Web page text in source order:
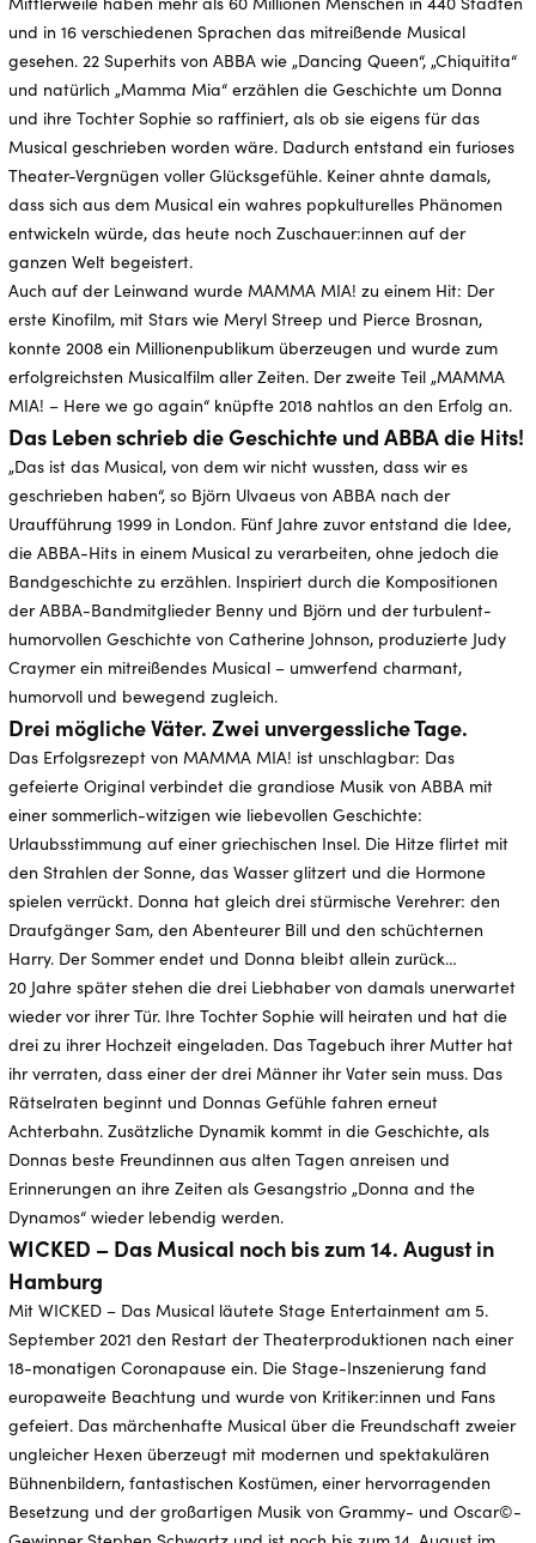
und in 16 verschiedenen Sprachen das mitreißende Musical
gesehen. 22 Superhits von ABBA wie „Dancing Queen“, „Chiquitita“
und natürlich „Mamma Mia“ erzählen die Geschichte um Donna
und ihre Tochter Sophie so raffiniert, als ob sie eigens für das
Musical geschrieben worden wäre. Dadurch entstand ein furioses
Theater-Vergnügen voller Glücksgefühle. Keiner ahnte damals,
dass sich aus dem Musical ein wahres popkulturelles Phänomen
entwickeln würde, das heute noch Zuschauer:innen auf der
ganzen Welt begeistert.
Auch auf der Leinwand wurde MAMMA MIA! zu einem Hit: Der
erste Kinofilm, mit Stars wie Meryl Streep und Pierce Brosnan,
konnte 2008 ein Millionenpublikum überzeugen und wurde zum
erfolgreichsten Musicalfilm aller Zeiten. Der zweite Teil „MAMMA
MIA! – Here we go again“ knüpfte 2018 nahtlos an den Erfolg an.
Das Leben schrieb die Geschichte und ABBA die Hits!
„Das ist das Musical, von dem wir nicht wussten, dass wir es
geschrieben haben“, so Björn Ulvaeus von ABBA nach der
Uraufführung 1999 in London. Fünf Jahre zuvor entstand die Idee,
die ABBA-Hits in einem Musical zu verarbeiten, ohne jedoch die
Bandgeschichte zu erzählen. Inspiriert durch die Kompositionen
der ABBA-Bandmitglieder Benny und Björn und der turbulent-
humorvollen Geschichte von Catherine Johnson, produzierte Judy
Craymer ein mitreißendes Musical – umwerfend charmant,
humorvoll und bewegend zugleich.
Drei mögliche Väter. Zwei unvergessliche Tage.
Das Erfolgsrezept von MAMMA MIA! ist unschlagbar: Das
gefeierte Original verbindet die grandiose Musik von ABBA mit
einer sommerlich-witzigen wie liebevollen Geschichte:
Urlaubsstimmung auf einer griechischen Insel. Die Hitze flirtet mit
den Strahlen der Sonne, das Wasser glitzert und die Hormone
spielen verrückt. Donna hat gleich drei stürmische Verehrer: den
Draufgänger Sam, den Abenteurer Bill und den schüchternen
Harry. Der Sommer endet und Donna bleibt allein zurück…
20 Jahre später stehen die drei Liebhaber von damals unerwartet
wieder vor ihrer Tür. Ihre Tochter Sophie will heiraten und hat die
drei zu ihrer Hochzeit eingeladen. Das Tagebuch ihrer Mutter hat
ihr verraten, dass einer der drei Männer ihr Vater sein muss. Das
Rätselraten beginnt und Donnas Gefühle fahren erneut
Achterbahn. Zusätzliche Dynamik kommt in die Geschichte, als
Donnas beste Freundinnen aus alten Tagen anreisen und
Erinnerungen an ihre Zeiten als Gesangstrio „Donna and the
Dynamos“ wieder lebendig werden.
WICKED – Das Musical noch bis zum 14. August in
Hamburg
Mit WICKED – Das Musical läutete Stage Entertainment am 5.
September 2021 den Restart der Theaterproduktionen nach einer
18-monatigen Coronapause ein. Die Stage-Inszenierung fand
europaweite Beachtung und wurde von Kritiker:innen und Fans
gefeiert. Das märchenhafte Musical über die Freundschaft zweier
ungleicher Hexen überzeugt mit modernen und spektakulären
Bühnenbildern, fantastischen Kostümen, einer hervorragenden
Besetzung und der großartigen Musik von Grammy- und Oscar©-